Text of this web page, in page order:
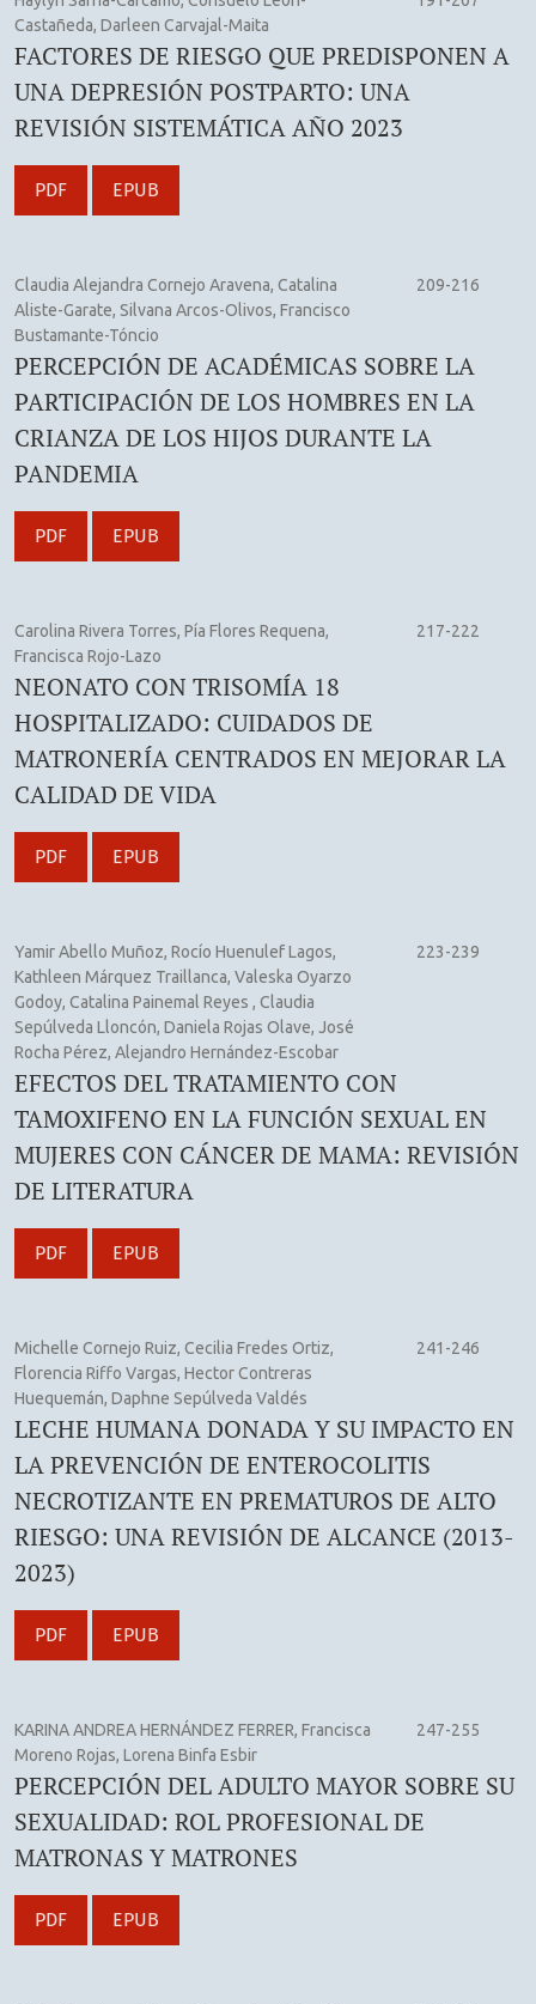
Castañeda, Darleen Carvajal-Maita
FACTORES DE RIESGO QUE PREDISPONEN A
UNA DEPRESIÓN POSTPARTO: UNA
REVISIÓN SISTEMÁTICA AÑO 2023
PDF EPUB
Claudia Alejandra Cornejo Aravena, Catalina
Aliste-Garate, Silvana Arcos-Olivos, Francisco
Bustamante-Tóncio
209-216
PERCEPCIÓN DE ACADÉMICAS SOBRE LA
PARTICIPACIÓN DE LOS HOMBRES EN LA
CRIANZA DE LOS HIJOS DURANTE LA
PANDEMIA
PDF EPUB
Carolina Rivera Torres, Pía Flores Requena,
Francisca Rojo-Lazo
217-222
NEONATO CON TRISOMÍA 18
HOSPITALIZADO: CUIDADOS DE
MATRONERÍA CENTRADOS EN MEJORAR LA
CALIDAD DE VIDA
PDF EPUB
Yamir Abello Muñoz, Rocío Huenulef Lagos,
Kathleen Márquez Traillanca, Valeska Oyarzo
Godoy, Catalina Painemal Reyes , Claudia
Sepúlveda Lloncón, Daniela Rojas Olave, José
Rocha Pérez, Alejandro Hernández-Escobar
223-239
EFECTOS DEL TRATAMIENTO CON
TAMOXIFENO EN LA FUNCIÓN SEXUAL EN
MUJERES CON CÁNCER DE MAMA: REVISIÓN
DE LITERATURA
PDF EPUB
Michelle Cornejo Ruiz, Cecilia Fredes Ortiz,
Florencia Riffo Vargas, Hector Contreras
Huequemán, Daphne Sepúlveda Valdés
241-246
LECHE HUMANA DONADA Y SU IMPACTO EN
LA PREVENCIÓN DE ENTEROCOLITIS
NECROTIZANTE EN PREMATUROS DE ALTO
RIESGO: UNA REVISIÓN DE ALCANCE (2013-
2023)
PDF EPUB
KARINA ANDREA HERNÁNDEZ FERRER, Francisca
Moreno Rojas, Lorena Binfa Esbir
247-255
PERCEPCIÓN DEL ADULTO MAYOR SOBRE SU
SEXUALIDAD: ROL PROFESIONAL DE
MATRONAS Y MATRONES
PDF EPUB